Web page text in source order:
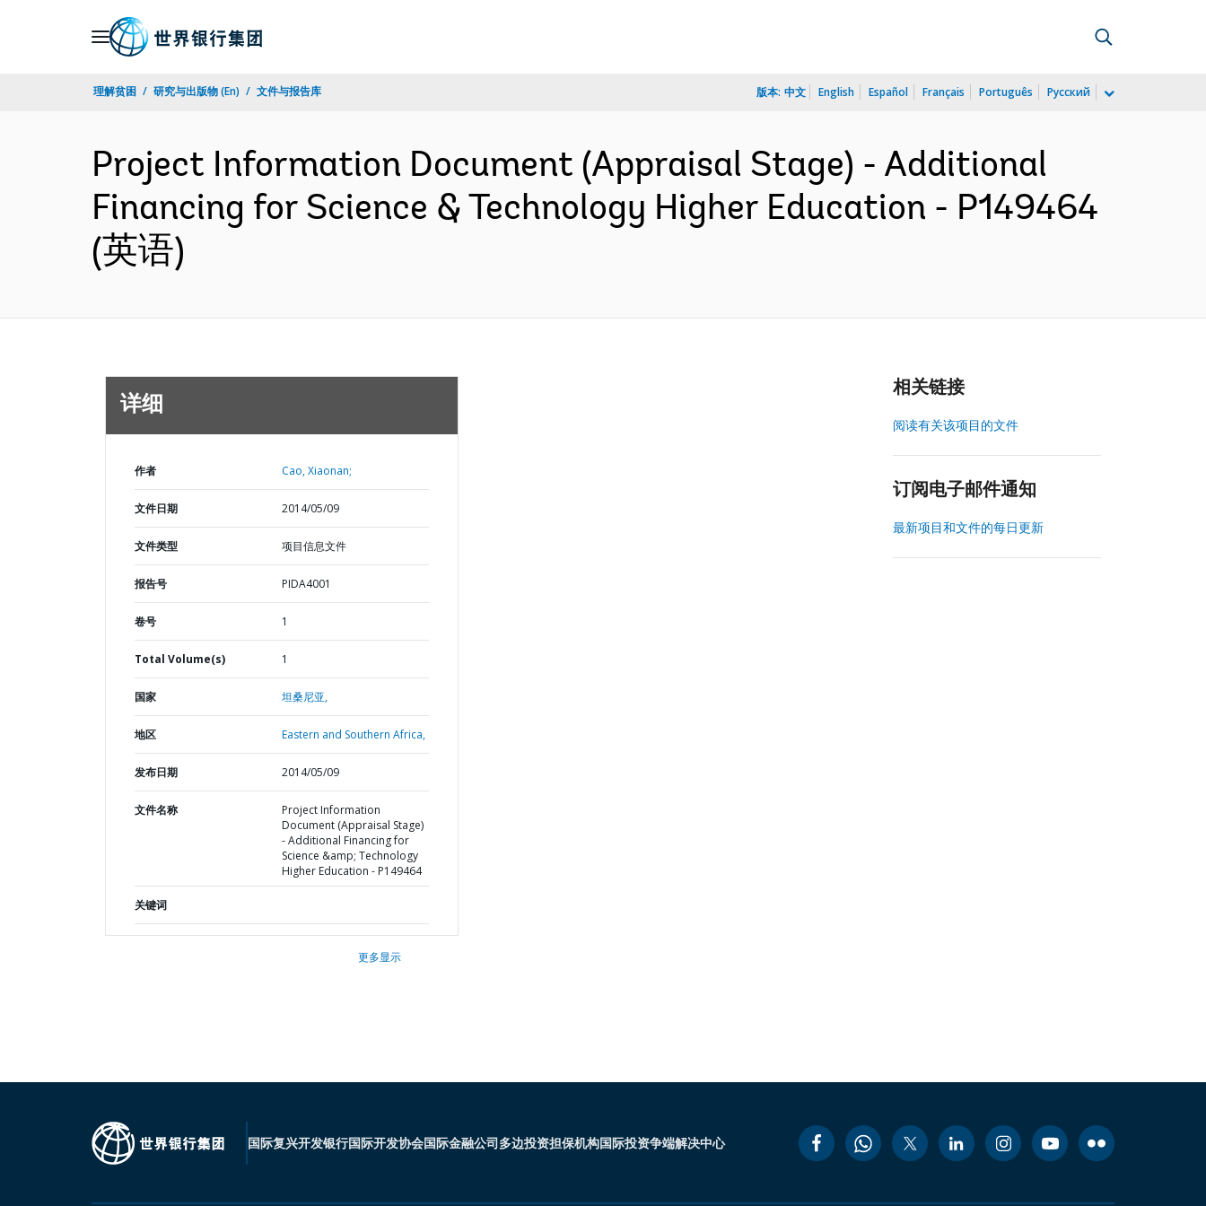
理解贫困 研究与出版物 (En) 文件与报告库 版本: 中文 English Español Français Português Русский
Project Information Document (Appraisal Stage) - Additional
Financing for Science & Technology Higher Education - P149464
(英语)
详细
作者 Cao, Xiaonan;
文件日期 2014/05/09
文件类型 项目信息文件
报告号 PIDA4001
卷号 1
Total Volume(s) 1
国家 坦桑尼亚,
地区 Eastern and Southern Africa,
发布日期 2014/05/09
文件名称
Project Information
Document (Appraisal Stage)
- Additional Financing for
Science &amp; Technology
Higher Education - P149464
关键词
更多显示
相关链接
阅读有关该项目的文件
订阅电子邮件通知
最新项目和文件的每日更新
国际复兴开发银行国际开发协会国际金融公司多边投资担保机构国际投资争端解决中心